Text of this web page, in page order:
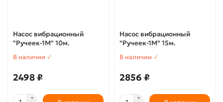
Насос вибрационный
"Ручеек-1М" 10м.
В наличии ✓
2498 ₽
Насос вибрационный
"Ручеек-1М" 15м.
В наличии ✓
2856 ₽